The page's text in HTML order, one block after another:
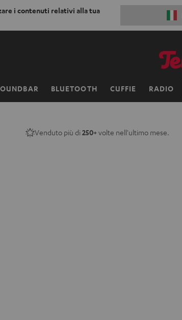
i contenuti relativi alla tua
BLUETOOTH CUFFIE RADIO
Venduto più di 250+volte nell'ultimo mese.